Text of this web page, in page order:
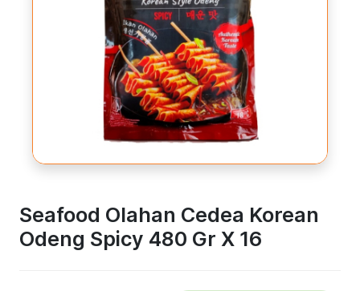
Seafood Olahan Cedea Korean
Odeng Spicy 480 Gr X 16